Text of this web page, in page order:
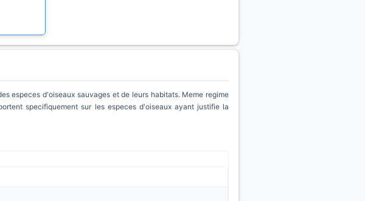
especes d'oiseaux sauvages et de leurs habitats. Meme regime
specifiquement sur les especes d'oiseaux ayant justifie la